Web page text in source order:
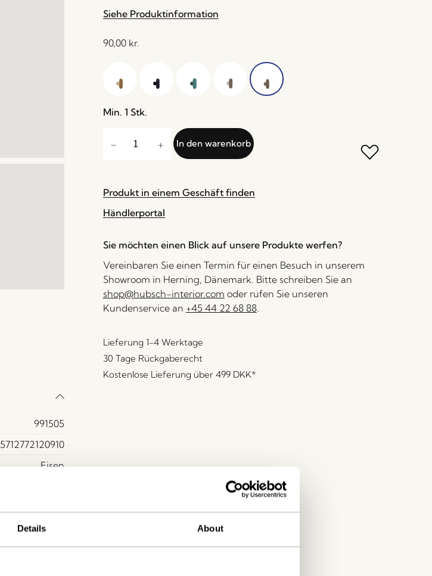
Details About
991505
5712772120910
Eisen
Ja
Siehe Produktinformation
90,00 kr.
Min. 1 Stk.
In den warenkorb
Produkt in einem Geschäft finden
Händlerportal
Sie möchten einen Blick auf unsere Produkte werfen?
Vereinbaren Sie einen Termin für einen Besuch in unserem
Showroom in Herning, Dänemark. Bitte schreiben Sie an
shop@hubsch-interior.com oder rufen Sie unseren
Kundenservice an +45 44 22 68 88.
Lieferung 1-4 Werktage
30 Tage Rückgaberecht
Kostenlose Lieferung über 499 DKK*